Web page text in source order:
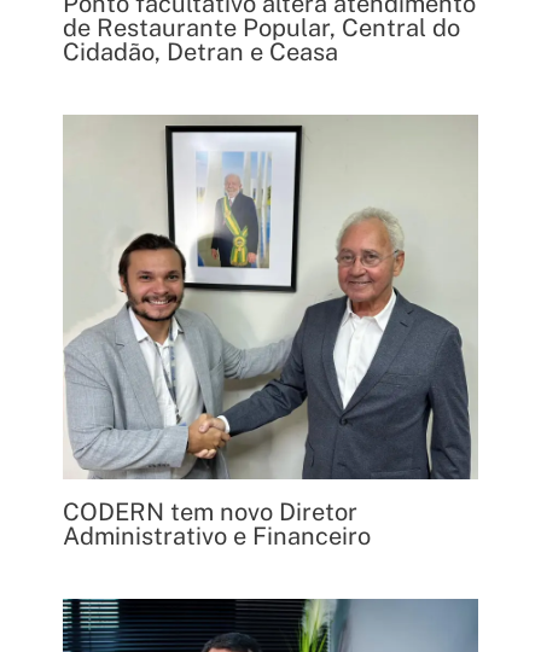
de Restaurante Popular, Central do
Cidadão, Detran e Ceasa
CODERN tem novo Diretor
Administrativo e Financeiro